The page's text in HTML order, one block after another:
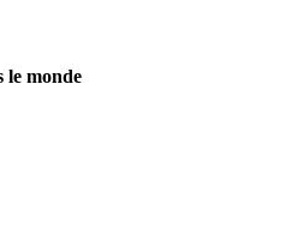
le monde